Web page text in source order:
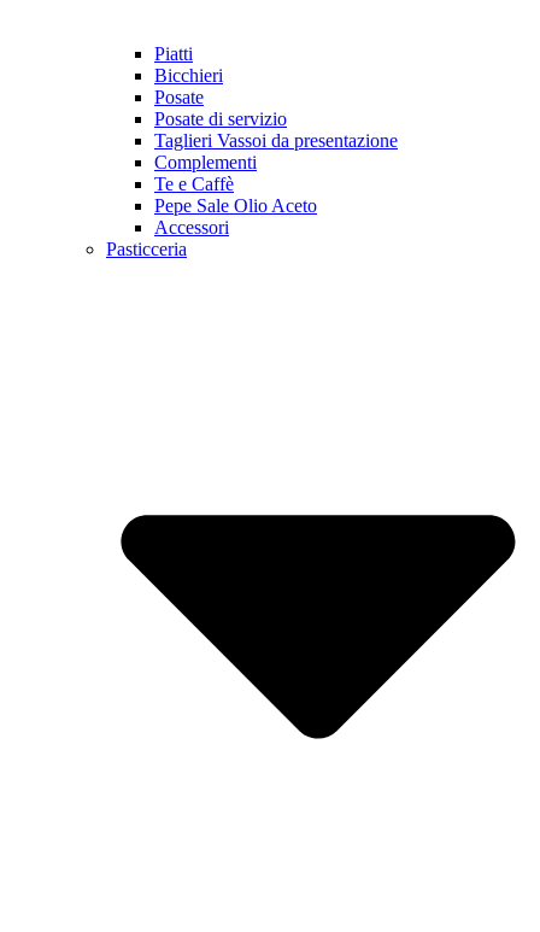
Piatti
Bicchieri
Posate
Posate di servizio
Taglieri Vassoi da presentazione
Complementi
Te e Caffè
Pepe Sale Olio Aceto
Accessori
Pasticceria